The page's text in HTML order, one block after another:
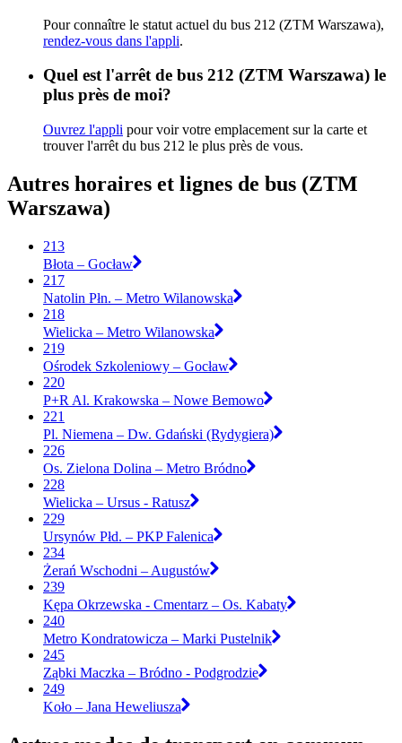
Pour connaître le statut actuel du bus 212 (ZTM Warszawa),
rendez-vous dans l'appli.
Quel est l'arrêt de bus 212 (ZTM Warszawa) le
plus près de moi?
Ouvrez l'appli pour voir votre emplacement sur la carte et
trouver l'arrêt du bus 212 le plus près de vous.
Autres horaires et lignes de bus (ZTM
Warszawa)
213
Błota – Gocław
217
Natolin Płn. – Metro Wilanowska
218
Wielicka – Metro Wilanowska
219
Ośrodek Szkoleniowy – Gocław
220
P+R Al. Krakowska – Nowe Bemowo
221
Pl. Niemena – Dw. Gdański (Rydygiera)
226
Os. Zielona Dolina – Metro Bródno
228
Wielicka – Ursus - Ratusz
229
Ursynów Płd. – PKP Falenica
234
Żerań Wschodni – Augustów
239
Kępa Okrzewska - Cmentarz – Os. Kabaty
240
Metro Kondratowicza – Marki Pustelnik
245
Ząbki Maczka – Bródno - Podgrodzie
249
Koło – Jana Heweliusza